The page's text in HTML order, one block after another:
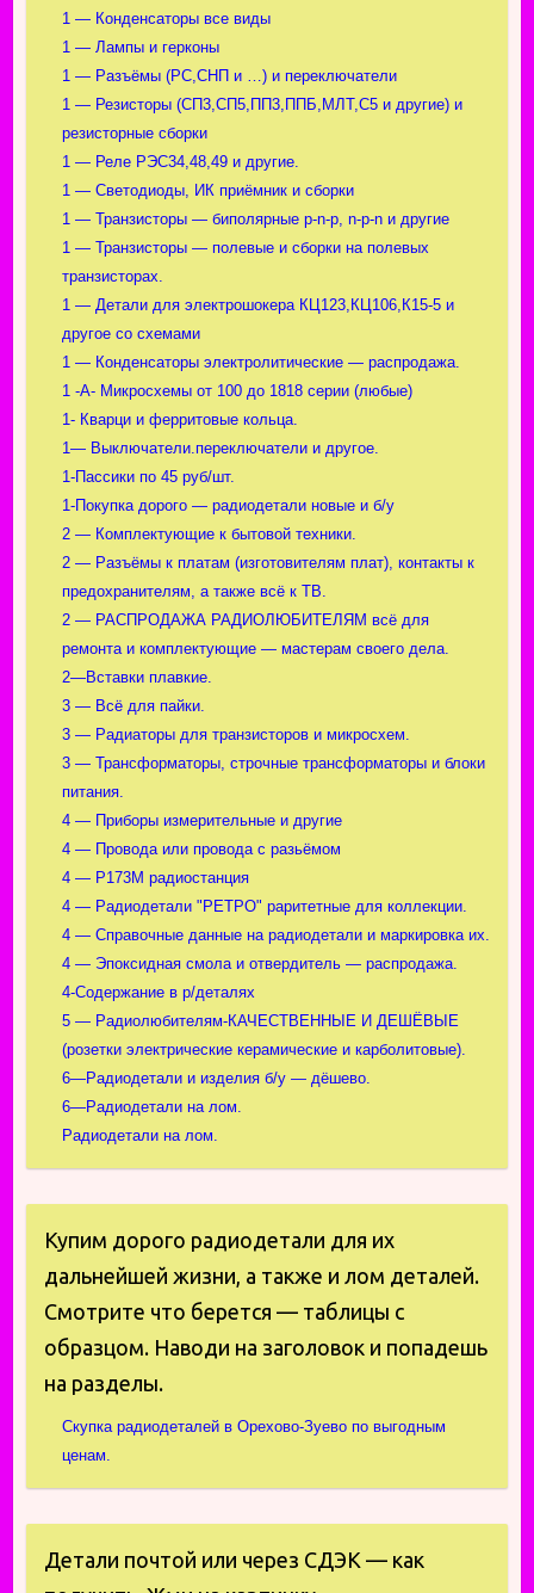
1 — Конденсаторы все виды
1 — Лампы и герконы
1 — Разъёмы (РС,СНП и …) и переключатели
1 — Резисторы (СП3,СП5,ПП3,ППБ,МЛТ,С5 и другие) и
резисторные сборки
1 — Реле РЭС34,48,49 и другие.
1 — Светодиоды, ИК приёмник и сборки
1 — Транзисторы — биполярные p-n-p, n-p-n и другие
1 — Транзисторы — полевые и сборки на полевых
транзисторах.
1 — Детали для электрошокера КЦ123,КЦ106,К15-5 и
другое со схемами
1 — Конденсаторы электролитические — распродажа.
1 -А- Микросхемы от 100 до 1818 серии (любые)
1- Кварци и ферритовые кольца.
1— Выключатели.переключатели и другое.
1-Пассики по 45 руб/шт.
1-Покупка дорого — радиодетали новые и б/у
2 — Комплектующие к бытовой техники.
2 — Разъёмы к платам (изготовителям плат), контакты к
предохранителям, а также всё к ТВ.
2 — РАСПРОДАЖА РАДИОЛЮБИТЕЛЯМ всё для
ремонта и комплектующие — мастерам своего дела.
2—Вставки плавкие.
3 — Всё для пайки.
3 — Радиаторы для транзисторов и микросхем.
3 — Трансформаторы, строчные трансформаторы и блоки
питания.
4 — Приборы измерительные и другие
4 — Провода или провода с разьёмом
4 — Р173М радиостанция
4 — Радиодетали "РЕТРО" раритетные для коллекции.
4 — Справочные данные на радиодетали и маркировка их.
4 — Эпоксидная смола и отвердитель — распродажа.
4-Содержание в р/деталях
5 — Радиолюбителям-КАЧЕСТВЕННЫЕ И ДЕШЁВЫЕ
(розетки электрические керамические и карболитовые).
6—Радиодетали и изделия б/у — дёшево.
6—Радиодетали на лом.
Радиодетали на лом.
Купим дорого радиодетали для их
дальнейшей жизни, а также и лом деталей.
Смотрите что берется — таблицы с
образцом. Наводи на заголовок и попадешь
на разделы.
Скупка радиодеталей в Орехово-Зуево по выгодным
ценам.
Детали почтой или через СДЭК — как